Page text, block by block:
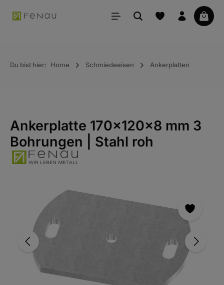
springen
Du bist hier: Home Schmiedeeisen Ankerplatten
Ankerplatte 170x120x8 mm 3
Bohrungen | Stahl roh
Bildergalerie überspringen